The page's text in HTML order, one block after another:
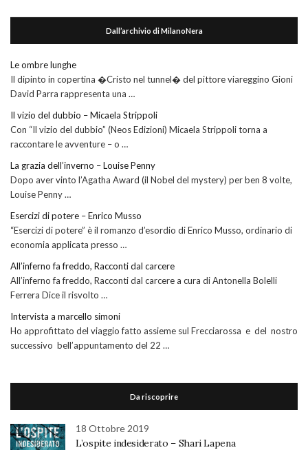
Dall’archivio di MilanoNera
Le ombre lunghe
Il dipinto in copertina �Cristo nel tunnel� del pittore viareggino Gioni
David Parra rappresenta una …
Il vizio del dubbio – Micaela Strippoli
Con “Il vizio del dubbio” (Neos Edizioni) Micaela Strippoli torna a
raccontare le avventure – o …
La grazia dell’inverno – Louise Penny
Dopo aver vinto l’Agatha Award (il Nobel del mystery) per ben 8 volte,
Louise Penny …
Esercizi di potere – Enrico Musso
“Esercizi di potere” è il romanzo d’esordio di Enrico Musso, ordinario di
economia applicata presso …
All’inferno fa freddo, Racconti dal carcere
All’inferno fa freddo, Racconti dal carcere a cura di Antonella Bolelli
Ferrera Dice il risvolto …
Intervista a marcello simoni
Ho approfittato del viaggio fatto assieme sul Frecciarossa e del nostro
successivo bell’appuntamento del 22 …
Da riscoprire
18 Ottobre 2019
L’ospite indesiderato – Shari Lapena